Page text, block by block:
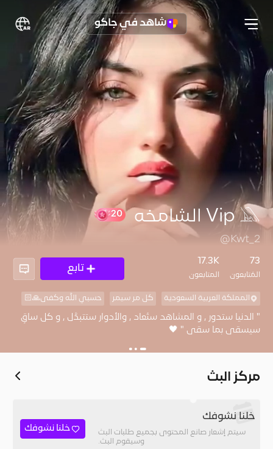
شاهد في جاكو
Vip 𓅓 الشامخه
@Kwt_2
73
المُتابعون
17.3K
المتابعون
تابع
المملكة العربية السعودية كل مر سيمر حسبي الله وكفى🙏🏻
‏" الدنيا ستدور , و المشاهد ستُعاد , والأدوار ستتبدَّل , و كل ساقٍ
سيسقى بما سقى " 🖤
مركز البث
خلنا نشوفك
سيتم إشعار صانع المحتوى بجميع طلبات البث
وسيقوم البث.
خلنا نشوفك